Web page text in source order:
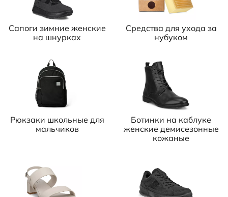
Сапоги зимние женские
на шнурках
Средства для ухода за
нубуком
Рюкзаки школьные для
мальчиков
Ботинки на каблуке
женские демисезонные
кожаные